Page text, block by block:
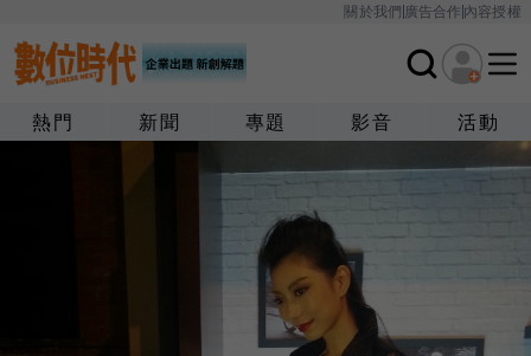
關於我們廣告合作內容授權
熱門 新聞 專題 影音 活動